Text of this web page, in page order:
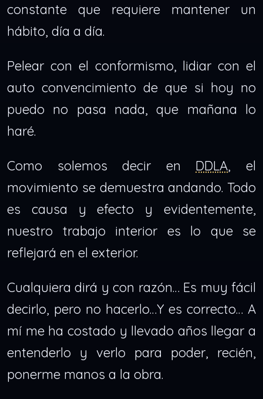
constante que requiere mantener un
hábito, día a día.
Pelear con el conformismo, lidiar con el
auto convencimiento de que si hoy no
puedo no pasa nada, que mañana lo
haré.
Como solemos decir en DDLA, el
movimiento se demuestra andando. Todo
es causa y efecto y evidentemente,
nuestro trabajo interior es lo que se
reflejará en el exterior.
Cualquiera dirá y con razón… Es muy fácil
decirlo, pero no hacerlo…Y es correcto… A
mí me ha costado y llevado años llegar a
entenderlo y verlo para poder, recién,
ponerme manos a la obra.